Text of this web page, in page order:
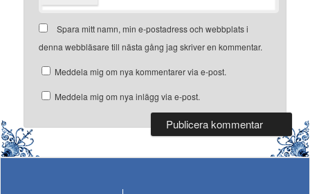
Spara mitt namn, min e-postadress och webbplats i
denna webbläsare till nästa gång jag skriver en kommentar.
Meddela mig om nya kommentarer via e-post.
Meddela mig om nya inlägg via e-post.